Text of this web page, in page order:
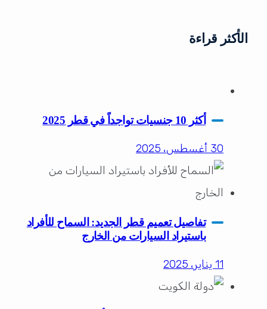
الأكثر قراءة
أكثر 10 جنسيات تواجداً في قطر 2025
30 أغسطس، 2025
تفاصيل تعميم قطر الجديد: السماح للأفراد
باستيراد السيارات من الخارج
11 يناير، 2025